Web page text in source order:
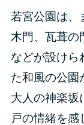
若宮公園は、
木門、瓦葺の
などが設けら
た和風の公園
大人の神楽坂
戸の情緒を